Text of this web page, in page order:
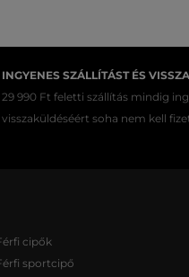
INGYENES SZÁLLÍTÁST ÉS
29 990 Ft feletti szállítás mindig
visszaküldéséért soha nem kell
cipők
sportcipő